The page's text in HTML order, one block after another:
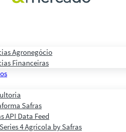
Agronegócio
Financeiras
Safras
API Data Feed
4 Agrícola by Safras